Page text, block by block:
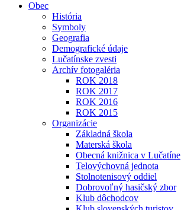
Obec
História
Symboly
Geografia
Demografické údaje
Lučatínske zvesti
Archív fotogaléria
ROK 2018
ROK 2017
ROK 2016
ROK 2015
Organizácie
Základná škola
Materská škola
Obecná knižnica v Lučatíne
Telovýchovná jednota
Stolnotenisový oddiel
Dobrovoľný hasičský zbor
Klub dôchodcov